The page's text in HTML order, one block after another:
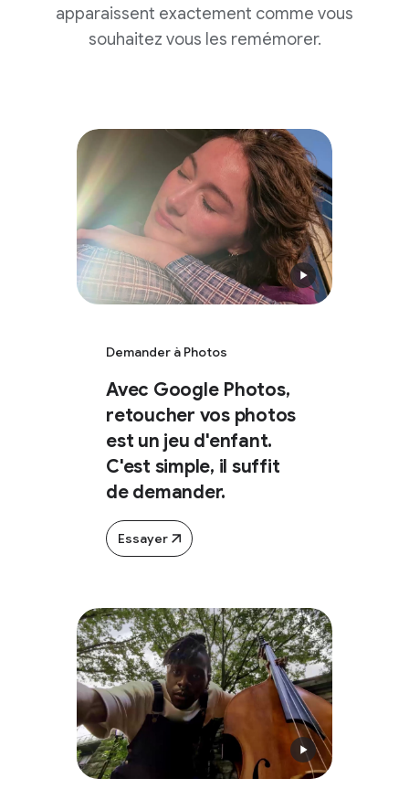
apparaissent exactement comme vous
souhaitez vous les remémorer.
Demander à Photos
Avec Google Photos,
retoucher vos photos
est un jeu d'enfant.
C'est simple, il suffit
de demander.
Essayer